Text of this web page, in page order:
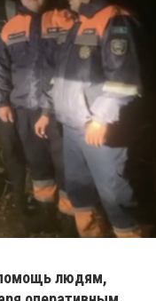
людям,